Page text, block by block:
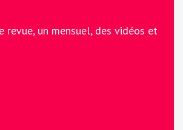
revue, un mensuel, des vidéos et